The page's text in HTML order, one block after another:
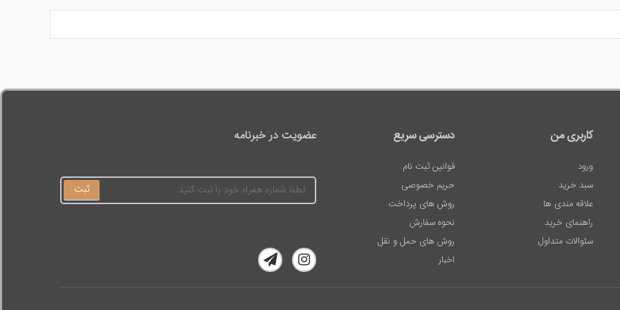
کاربری من
ورود
سبد خرید
علاقه مندی ها
راهنمای خرید
سئوالات متداول
دسترسی سریع
قوانین ثبت نام
حریم خصوصی
روش های پرداخت
نحوه سفارش
روش های حمل و نقل
اخبار
عضویت در خبرنامه